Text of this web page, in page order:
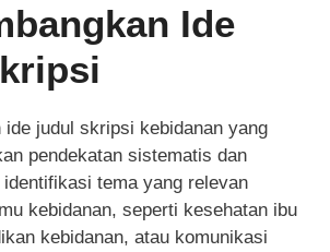
Ide
ide judul skripsi kebidanan yang
pendekatan sistematis dan
tema yang relevan
kebidanan, seperti kesehatan ibu
kebidanan, atau komunikasi